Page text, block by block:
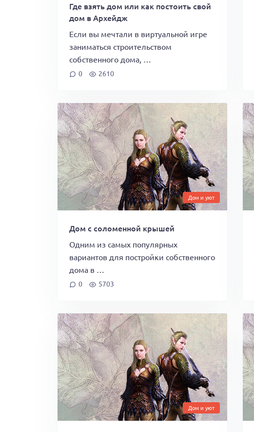
Где взять дом или как постоить свой
дом в Архейдж
Если вы мечтали в виртуальной игре
заниматься строительством
собственного дома, …
0 2610
Дом и уют
Дом с соломенной крышей
Одним из самых популярных
вариантов для постройки собственного
дома в …
0 5703
Дом и уют